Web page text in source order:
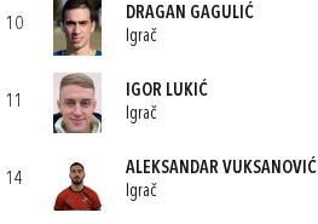
10
DRAGAN GAGULIĆ
Igrač
11
IGOR LUKIĆ
Igrač
14
ALEKSANDAR VUKSANOVIĆ
Igrač